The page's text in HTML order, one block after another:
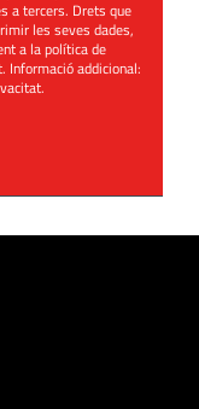
a tercers. Drets que
les seves dades,
a la política de
. Informació addicional:
.